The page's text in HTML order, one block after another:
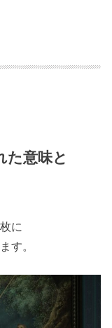
た意味と
に
す。